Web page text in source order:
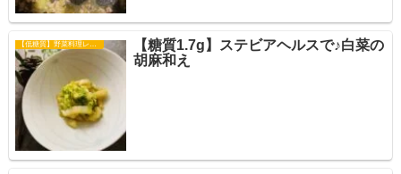
【低糖質】野菜料理レシピ
【糖質1.7g】ステビアヘルスで♪白菜の
胡麻和え